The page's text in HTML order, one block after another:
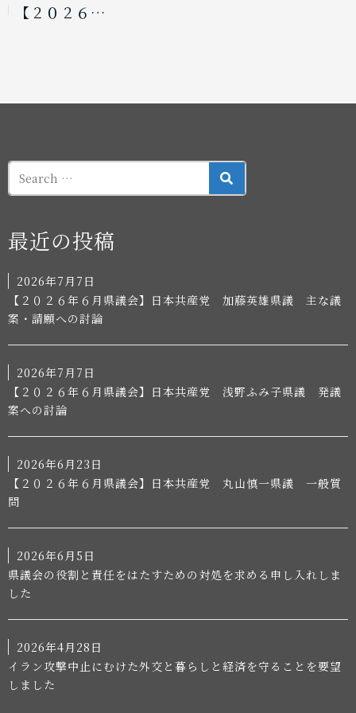
【２０２６…
SEARCH
最近の投稿
2026年7月7日
【２０２６年６月県議会】日本共産党 加藤英雄県議 主な議
案・請願への討論
2026年7月7日
【２０２６年６月県議会】日本共産党 浅野ふみ子県議 発議
案への討論
2026年6月23日
【２０２６年６月県議会】日本共産党 丸山慎一県議 一般質
問
2026年6月5日
県議会の役割と責任をはたすための対処を求める申し入れしま
した
2026年4月28日
イラン攻撃中止にむけた外交と暮らしと経済を守ることを要望
しました